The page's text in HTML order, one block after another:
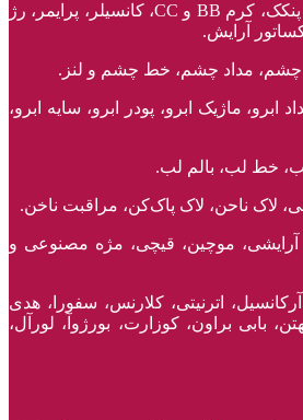
آرایش صورت: کرم پودر، پنکک، کرم BB و CC، کانسیلر، پرایمر، رژ‌
آرایش.
چشم، مداد چشم، خط چشم و لنز.
ابرو، ماژیک ابرو، پودر ابرو، سایه ابرو،
خط لب، بالم لب.
لاک ناحن، لاک پاک‌کن، مراقبت ناخن.
آرایشی، موچین، قیچی، مژه مصنوعی و
اترنیتی، کلارنس، سفورا، هدی
بابی براون، کوزارت، بورژوآ، لورآل،